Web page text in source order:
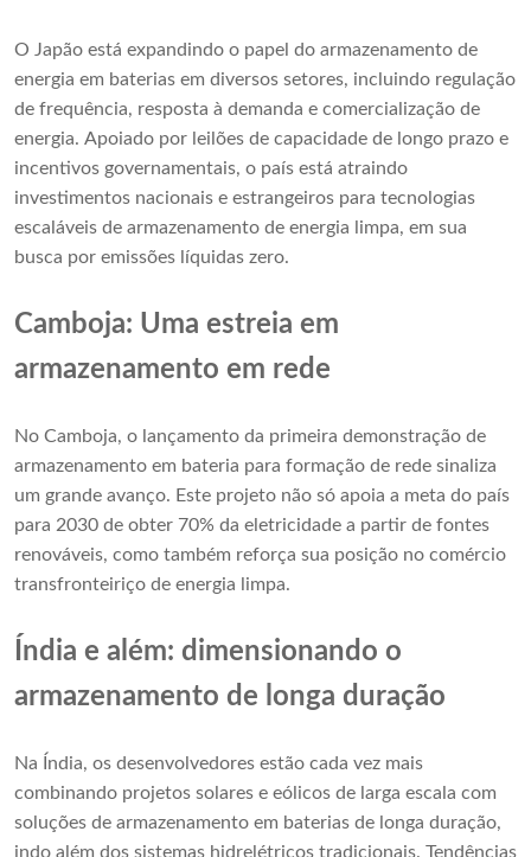
O Japão está expandindo o papel do armazenamento de
energia em baterias em diversos setores, incluindo regulação
de frequência, resposta à demanda e comercialização de
energia. Apoiado por leilões de capacidade de longo prazo e
incentivos governamentais, o país está atraindo
investimentos nacionais e estrangeiros para tecnologias
escaláveis de armazenamento de energia limpa, em sua
busca por emissões líquidas zero.
Camboja: Uma estreia em
armazenamento em rede
No Camboja, o lançamento da primeira demonstração de
armazenamento em bateria para formação de rede sinaliza
um grande avanço. Este projeto não só apoia a meta do país
para 2030 de obter 70% da eletricidade a partir de fontes
renováveis, como também reforça sua posição no comércio
transfronteiriço de energia limpa.
Índia e além: dimensionando o
armazenamento de longa duração
Na Índia, os desenvolvedores estão cada vez mais
combinando projetos solares e eólicos de larga escala com
soluções de armazenamento em baterias de longa duração,
indo além dos sistemas hidrelétricos tradicionais. Tendências